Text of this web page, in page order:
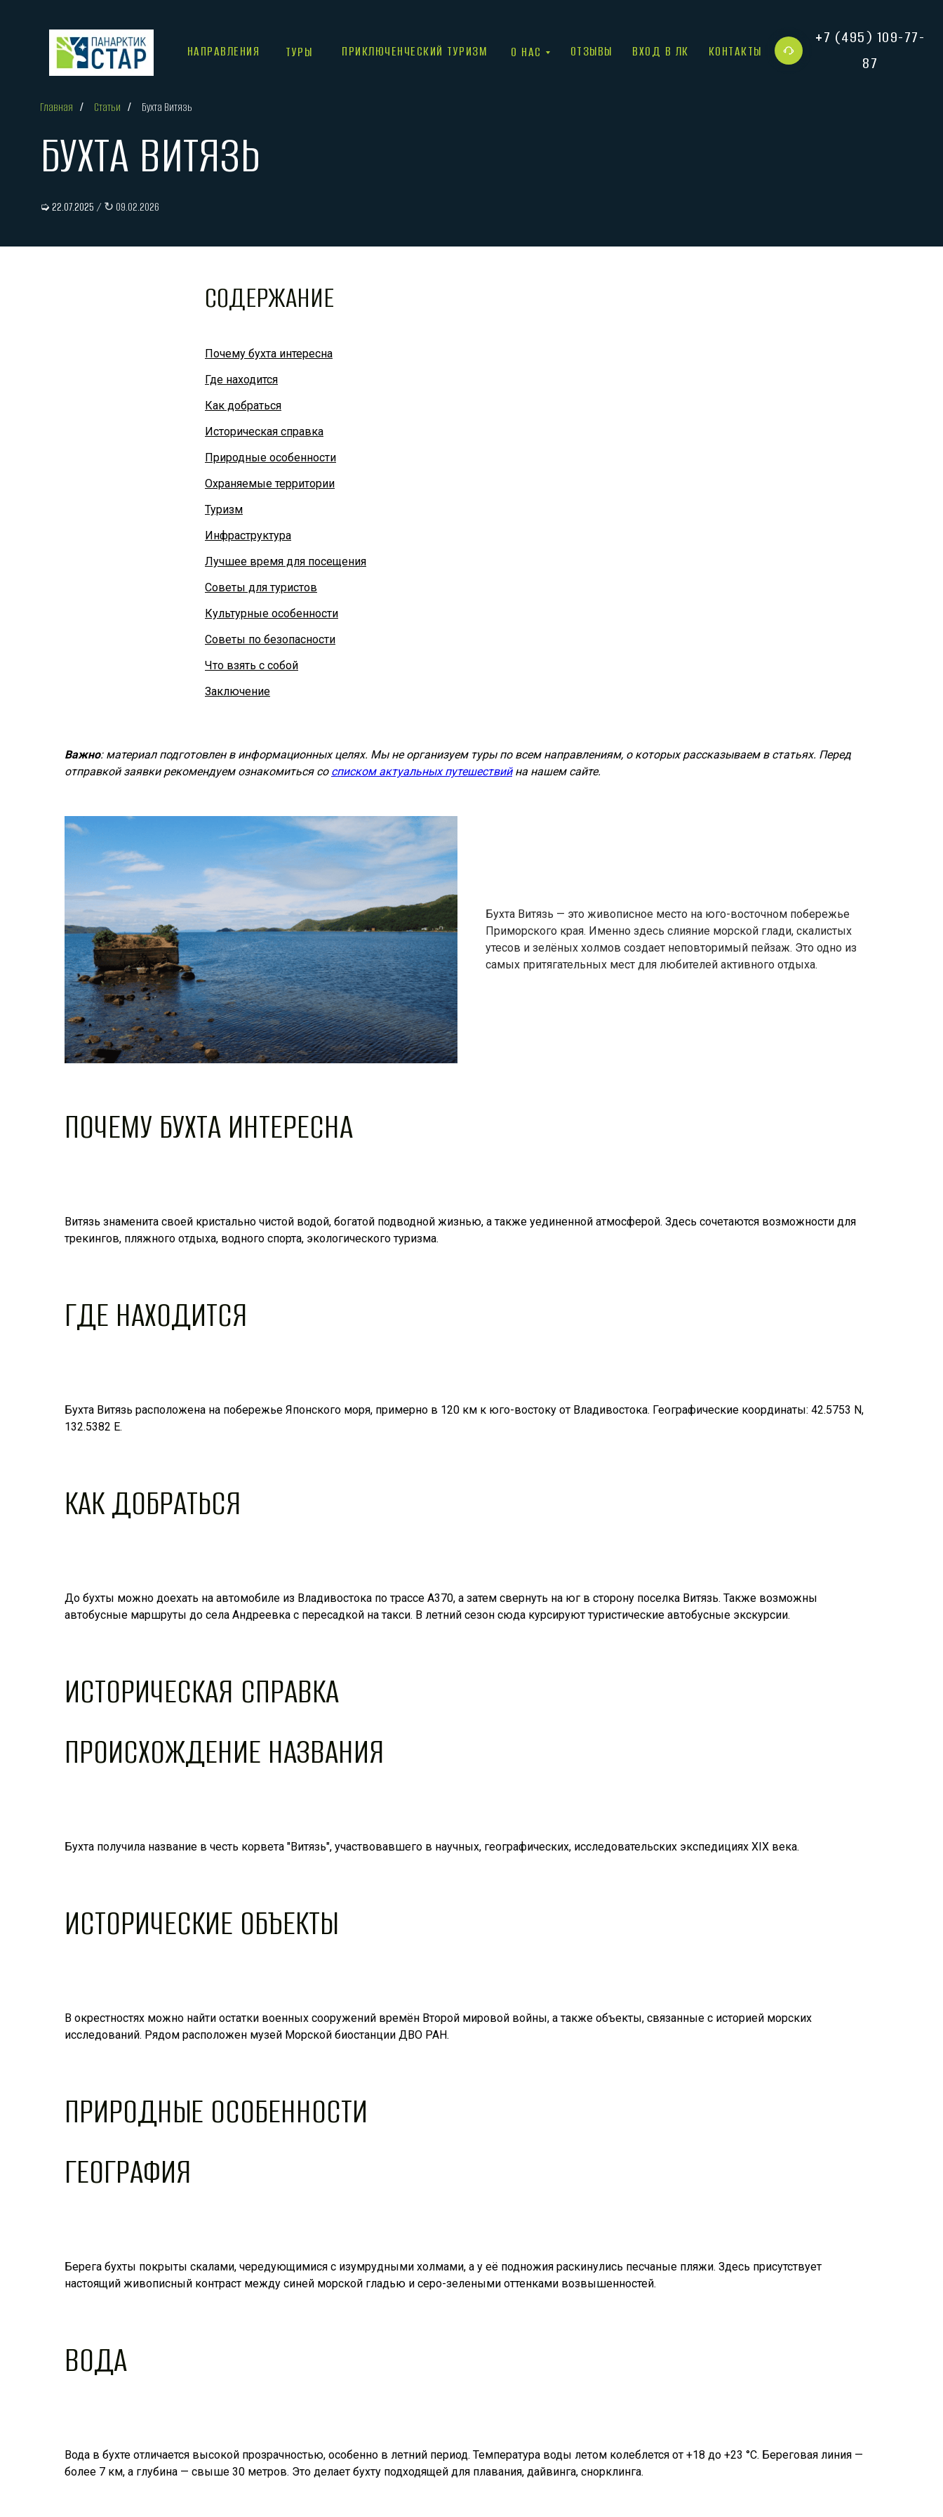
ПРИКЛЮЧЕНЧЕСКИЙ ТУРИЗМ О НАС
ТУРЫ КОНТАКТЫ
ОТЗЫВЫ
+7 (495) 109-77-
87
НАПРАВЛЕНИЯ ВХОД В ЛК
Главная Статьи Бухта Витязь
БУХТА ВИТЯЗЬ
СОДЕРЖАНИЕ
Почему бухта интересна
Где находится
Как добраться
Историческая справка
Природные особенности
Охраняемые территории
Туризм
Инфраструктура
Лучшее время для посещения
Советы для туристов
Культурные особенности
Советы по безопасности
Что взять с собой
Заключение
Важно: материал подготовлен в информационных целях. Мы не организуем туры по всем направлениям, о которых рассказываем в статьях. Перед
отправкой заявки рекомендуем ознакомиться со списком актуальных путешествийна нашем сайте.
Бухта Витязь — это живописное место на юго-восточном побережье
Приморского края. Именно здесь слияние морской глади, скалистых
утесов и зелёных холмов создает неповторимый пейзаж. Это одно из
самых притягательных мест для любителей активного отдыха.
ПОЧЕМУ БУХТА ИНТЕРЕСНА
Витязь знаменита своей кристально чистой водой, богатой подводной жизнью, а также уединенной атмосферой. Здесь сочетаются возможности для
трекингов, пляжного отдыха, водного спорта, экологического туризма.
ГДЕ НАХОДИТСЯ
Бухта Витязь расположена на побережье Японского моря, примерно в 120 км к юго-востоку от Владивостока. Географические координаты: 42.5753 N,
132.5382 E.
КАК ДОБРАТЬСЯ
До бухты можно доехать на автомобиле из Владивостока по трассе А370, а затем свернуть на юг в сторону поселка Витязь. Также возможны
автобусные маршруты до села Андреевка с пересадкой на такси. В летний сезон сюда курсируют туристические автобусные экскурсии.
ИСТОРИЧЕСКАЯ СПРАВКА
ПРОИСХОЖДЕНИЕ НАЗВАНИЯ
Бухта получила название в честь корвета "Витязь", участвовавшего в научных, географических, исследовательских экспедициях XIX века.
ИСТОРИЧЕСКИЕ ОБЪЕКТЫ
В окрестностях можно найти остатки военных сооружений времён Второй мировой войны, а также объекты, связанные с историей морских
исследований. Рядом расположен музей Морской биостанции ДВО РАН.
ПРИРОДНЫЕ ОСОБЕННОСТИ
ГЕОГРАФИЯ
Берега бухты покрыты скалами, чередующимися с изумрудными холмами, а у её подножия раскинулись песчаные пляжи. Здесь присутствует
настоящий живописный контраст между синей морской гладью и серо-зелеными оттенками возвышенностей.
ВОДА
Вода в бухте отличается высокой прозрачностью, особенно в летний период. Температура воды летом колеблется от +18 до +23 °C. Береговая линия —
более 7 км, а глубина — свыше 30 метров. Это делает бухту подходящей для плавания, дайвинга, снорклинга.